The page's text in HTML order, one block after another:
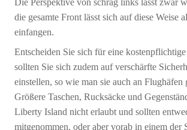
Die Perspektive von schräg links lässt zwar
die gesamte Front lässt sich auf diese Weise
einfangen.
Entscheiden Sie sich für eine
sollten Sie sich zudem auf verschärfte
einstellen, so wie man sie auch an Flughäfen
Größere Taschen, Rucksäcke und
Liberty Island nicht erlaubt und sollten
mitgenommen, oder aber vorab in einem der